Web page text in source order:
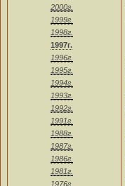
2000г.
1999г.
1998г.
1997г.
1996г.
1995г.
1994г.
1993г.
1992г.
1991г.
1988г.
1987г.
1986г.
1981г.
1976г.